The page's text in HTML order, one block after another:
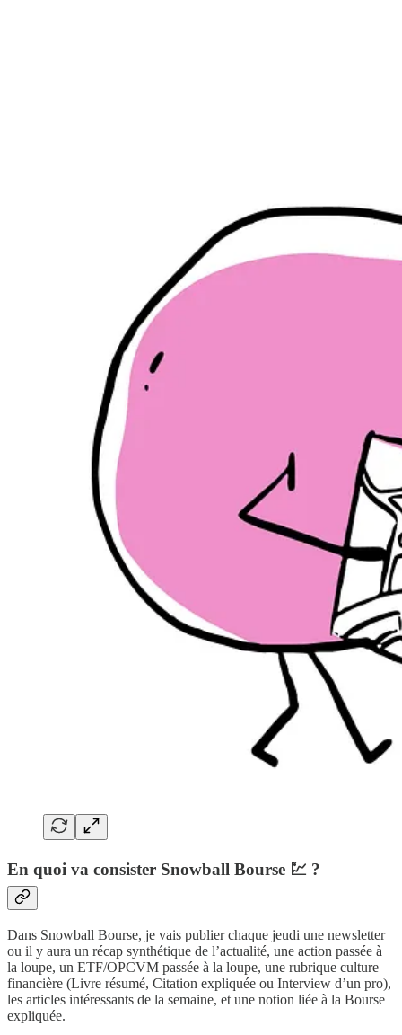
En quoi va consister Snowball Bourse 💹 ?
Dans Snowball Bourse, je vais publier chaque jeudi une newsletter
ou il y aura un récap synthétique de l’actualité, une action passée à
la loupe, un ETF/OPCVM passée à la loupe, une rubrique culture
financière (Livre résumé, Citation expliquée ou Interview d’un pro),
les articles intéressants de la semaine, et une notion liée à la Bourse
expliquée.